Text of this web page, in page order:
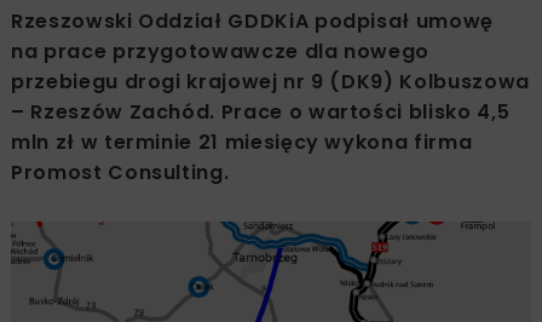
Rzeszowski Oddział GDDKiA podpisał umowę
na prace przygotowawcze dla nowego
przebiegu drogi krajowej nr 9 (DK9) Kolbuszowa
– Rzeszów Zachód. Prace o wartości blisko 4,5
mln zł w terminie 21 miesięcy wykona firma
Promost Consulting.